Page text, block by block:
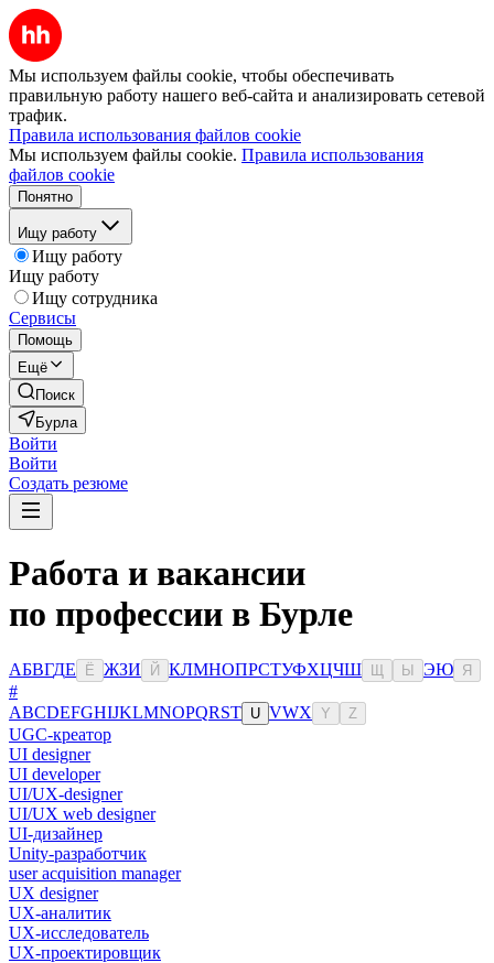
Мы используем файлы cookie, чтобы обеспечивать
правильную работу нашего веб-сайта и анализировать сетевой
трафик.
Правила использования файлов cookie
Мы используем файлы cookie. Правила использования
файлов cookie
Понятно
Ищу работу
Ищу работу
Ищу работу
Ищу сотрудника
Сервисы
Помощь
Ещё
Поиск
Бурла
Войти
Войти
Создать резюме
Работа и вакансии
по профессии в Бурле
АБВГДЕ Ё ЖЗИ Й КЛМНОПРСТУФХЦЧШ Ы ЭЮ Я
#
ABCDEFGHIJKLMNOPQRST U VWX Y Z
UGC-креатор
UI designer
UI developer
UI/UX-designer
UI/UX web designer
UI-дизайнер
Unity-разработчик
user acquisition manager
UX designer
UX-аналитик
UX-исследователь
UX-проектировщик